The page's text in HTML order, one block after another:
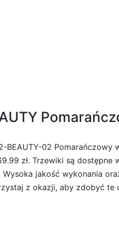
02 Pomarańczowy
zł. Trzewiki są
jakość wykonania
z okazji, aby zdobyć